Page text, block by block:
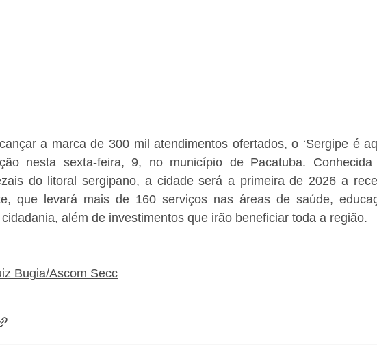
a marca de 300 mil atendimentos ofertados, o ‘Sergipe é
nesta sexta-feira, 9, no município de Pacatuba.
do litoral sergipano, a cidade será a primeira de 2026 a
que levará mais de 160 serviços nas áreas de saúde,
além de investimentos que irão beneficiar toda a região.
Bugia/Ascom Secc